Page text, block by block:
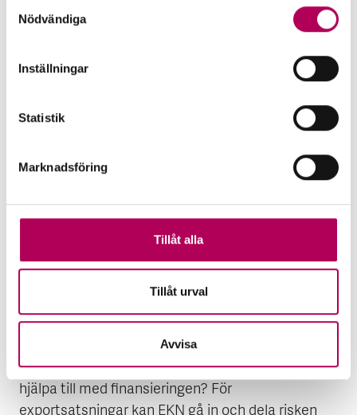
personuppgifter.
Nödvändiga
Inställningar
Statistik
Marknadsföring
Tillåt alla
Tillåt urval
Avvisa
motiverade är ni att satsa helhjärtat? Hjälp er
rådgivare att förstå varför ni är ett vinnande lag.”
4. Vilken säkerhet kan ni
som person och för företagets affärsidé kommer
banken behöva säkerhet för lånet. Det kan handla
om fastigheter, varulager, kundfordringar eller
andra tillgångar i företaget. Fundera också innan
mötet hur du ställer dig till att själv gå i personlig
borgen för företaget – det är bra att ha tänkt
igenom innan om frågan kommer upp.”
5. Vilka medfinansiärer har ni?
”Finns det fler aktörer utöver banken som kan
hjälpa till med finansieringen? För
exportsatsningar kan EKN gå in och dela risken